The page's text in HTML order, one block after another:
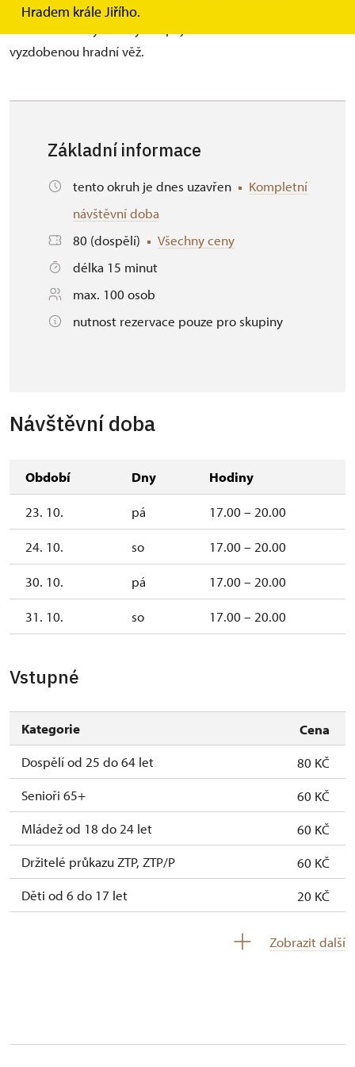
Hradem krále Jiřího.
tajemství hradu Litice. Vezměte lampión, baterku či jiné
vyzdobenou hradní věž.
Základní informace
tento okruh je dnes uzavřen
Kompletní
návštěvní doba
80 (dospělí)
Všechny ceny
délka 15 minut
max. 100 osob
nutnost rezervace pouze pro skupiny
Návštěvní doba
Období Dny Hodiny
23. 10. pá 17.00 – 20.00
24. 10. so 17.00 – 20.00
30. 10. pá 17.00 – 20.00
31. 10. so 17.00 – 20.00
Vstupné
Kategorie
Cena
Dospělí od 25 do 64 let
80 KČ
Senioři 65+
60 KČ
Mládež od 18 do 24 let
60 KČ
Držitelé průkazu ZTP, ZTP/P
60 KČ
Děti od 6 do 17 let
20 KČ
Průvodce organizované skupiny (pro
Zdarma
Zobrazit další